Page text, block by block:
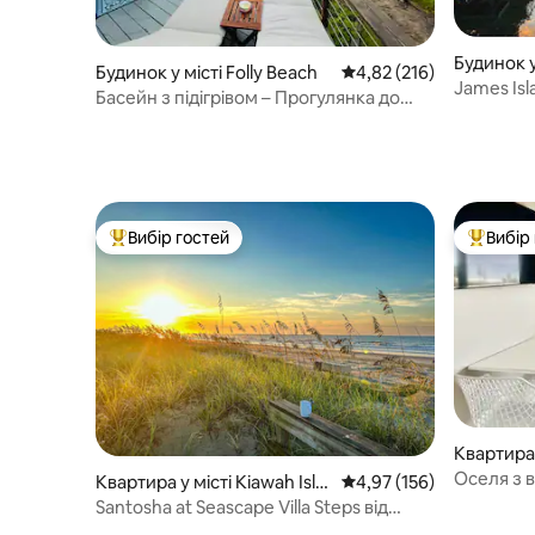
Будинок у місті Folly Beach Середня оцінка: 4,82 з
4,82 (216)
Басейн з підігрівом – Прогулянка до
Будинок
James
Топ вибір гостей
Вибір гостей
Квартира у місті Kiawah Isla
nd
Середня оцінка: 4,97 з
4,97 (156)
Santosha at Seascape Villa Steps від
Топ
Квартира
s
Оселя з